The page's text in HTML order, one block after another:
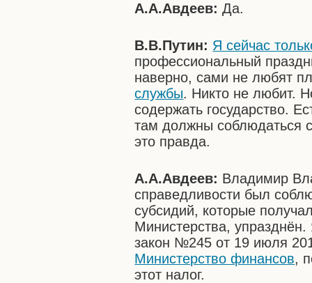
А.А.Авдеев:Да.
В.В.Путин: Я сейчас
профессиональный
наверно, сами не любят
службы. Никто не любит.
содержать государство.
там должны соблюдаться
это правда.
А.А.Авдеев: Владимир
справедливости был
субсидий, которые
Министерства,
закон №245 от 19 июля
Министерство финансов,
этот налог.